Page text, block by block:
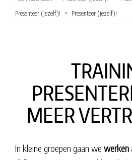
Presenteer (jezelf)!
Presenteer (jezelf)!
MEER
In kleine groepen gaan we werken